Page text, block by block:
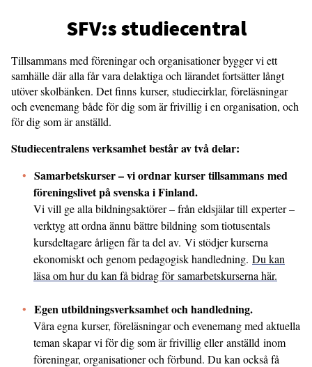
SFV:s studiecentral
Tillsammans med föreningar och organisationer bygger vi ett
samhälle där alla får vara delaktiga och lärandet fortsätter långt
utöver skolbänken. Det finns kurser, studiecirklar, föreläsningar
och evenemang både för dig som är frivillig i en organisation, och
för dig som är anställd.
Studiecentralens verksamhet består av två delar:
Samarbetskurser – vi ordnar kurser tillsammans med
föreningslivet på svenska i Finland.
Vi vill ge alla bildningsaktörer – från eldsjälar till experter –
verktyg att ordna ännu bättre bildning som tiotusentals
kursdeltagare årligen får ta del av. Vi stödjer kurserna
ekonomiskt och genom pedagogisk handledning. Du kan
läsa om hur du kan få bidrag för samarbetskurserna här.
Egen utbildningsverksamhet och handledning.
Våra egna kurser, föreläsningar och evenemang med aktuella
teman skapar vi för dig som är frivillig eller anställd inom
föreningar, organisationer och förbund. Du kan också få